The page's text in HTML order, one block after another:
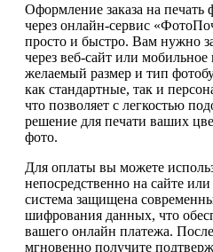
Оформление заказа на печать
через онлайн-сервис
просто и быстро. Вам нужно
через веб-сайт или
желаемый размер и тип
как стандартные, так и
что позволяет с легкостью
решение для печати ваших
фото.
Для оплаты вы можете
непосредственно на сайте
система защищена
шифрования данных, что
вашего онлайн платежа.
мгновенно получите